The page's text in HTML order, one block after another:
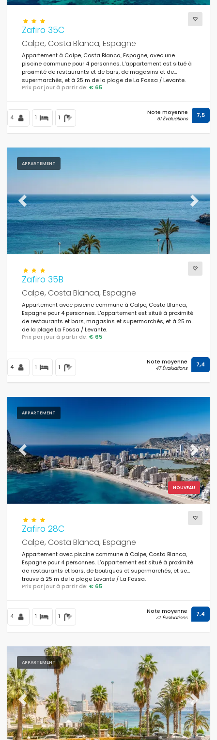
Zafiro 35C
Calpe, Costa Blanca, Espagne
Appartement à Calpe, Costa Blanca, Espagne, avec une
piscine commune pour 4 personnes. L'appartement est situé à
proximité de restaurants et de bars, de magasins et de
supermarchés, et à 25 m de la plage de La Fossa / Levante.
Prix par jour à partir de: € 65
4 1 1
Note moyenne
61 Évaluations 7,5
APPARTEMENT
Previous Next
Zafiro 35B
Calpe, Costa Blanca, Espagne
Appartement avec piscine commune à Calpe, Costa Blanca,
Espagne pour 4 personnes. L'appartement est situé à proximité
de restaurants et bars, magasins et supermarchés, et à 25 m
de la plage La Fossa / Levante.
Prix par jour à partir de: € 65
4 1 1
Note moyenne
47 Évaluations 7,4
APPARTEMENT
NOUVEAU
Previous Next
Zafiro 28C
Calpe, Costa Blanca, Espagne
Appartement avec piscine commune à Calpe, Costa Blanca,
Espagne pour 4 personnes. L'appartement est situé à proximité
de restaurants et bars, de boutiques et supermarchés, et se
trouve à 25 m de la plage Levante / La Fossa.
Prix par jour à partir de: € 65
4 1 1
Note moyenne
72 Évaluations 7,4
APPARTEMENT
Previous Next